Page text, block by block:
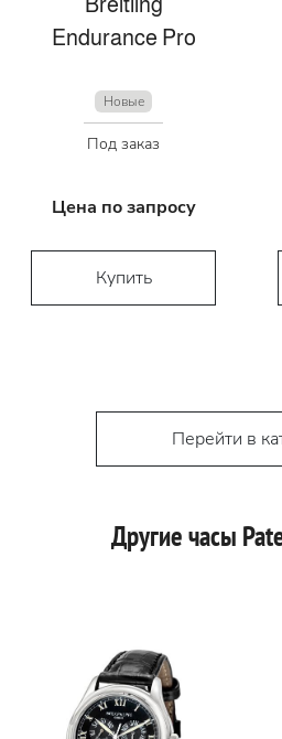
Endurance Pro
Новые
Под заказ
Цена по запросу
Купить
Перейти в
Другие часы